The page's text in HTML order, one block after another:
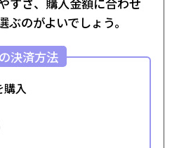
のがよいでしょう。
決済方法
購入